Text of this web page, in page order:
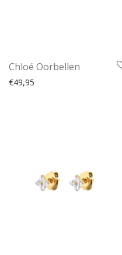
Chloé Oorbellen
€49,95